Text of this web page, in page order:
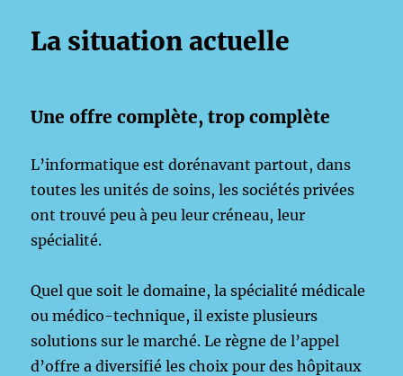
La situation actuelle
Une offre complète, trop complète
L’informatique est dorénavant partout, dans
toutes les unités de soins, les sociétés privées
ont trouvé peu à peu leur créneau, leur
spécialité.
Quel que soit le domaine, la spécialité médicale
ou médico-technique, il existe plusieurs
solutions sur le marché. Le règne de l’appel
d’offre a diversifié les choix pour des hôpitaux